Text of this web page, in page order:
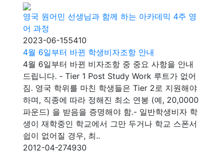
영국 원어민 선생님과 함께 하는 아카데믹 4주 영
어 과정
2023-06-155410
4월 6일부터 바뀐 학생비자조항 안내
4월 6일부터 바뀐 비자조항 중 중요 사항을 안내
드립니다. - Tier 1 Post Study Work 루트가 없어
짐. 영국 학위를 마친 학생들은 Tier 2로 지원해야
하며, 직종에 따라 정해진 최소 연봉 (예, 20,0000
파운드) 을 받음을 증명해야 함.- 일반학생비자 학
생이 재학중인 학교에서 그만 두거나 학교 스폰서
쉽이 없어질 경우, 최..
2012-04-274930